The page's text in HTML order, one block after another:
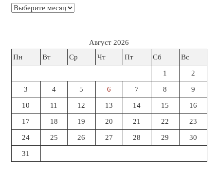
Архивы
Август 2026
Пн
Вт Ср Чт Пт Сб Вс
1 2
3 4 5 6 7 8 9
10 11 12 13 14 15 16
17 18 19 20 21 22 23
24 25 26 27 28 29 30
31